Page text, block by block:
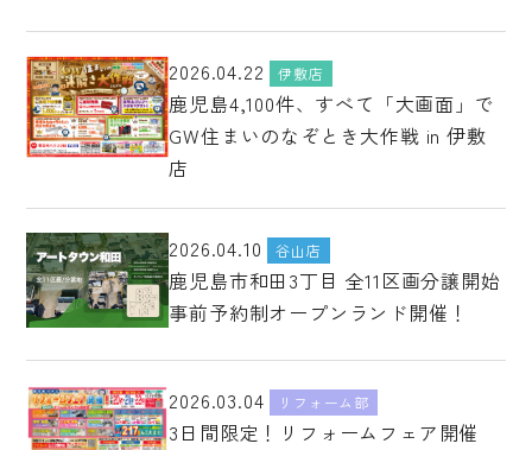
2026.04.22 伊敷店
鹿児島4,100件、すべて「大画面」で
GW住まいのなぞとき大作戦 in 伊敷
店
2026.04.10 谷山店
鹿児島市和田3丁目 全11区画分譲開始
事前予約制オープンランド開催！
2026.03.04 リフォーム部
3日間限定！リフォームフェア開催